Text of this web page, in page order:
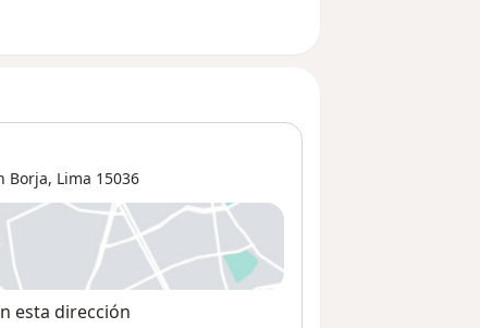
Borja, Lima 15036
en una nueva pestaña
esta dirección